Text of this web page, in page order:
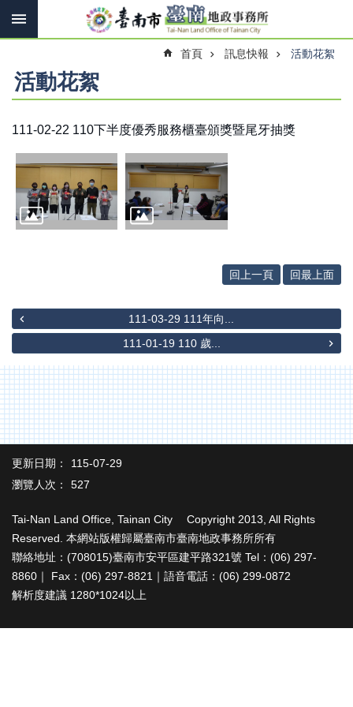
跳到主要內容區塊
搜
搜
尋
息
機
線
上
辦
與
查
詢
便
服
務
民
意
交
流
下
專
首頁 訊息快報 活動花絮
活動花絮
111-02-22 110下半度優秀服務櫃臺頒獎暨尾牙抽獎
回上一頁 回最上面
111-03-29 111年向...
111-01-19 110 歲...
更新日期：
115-07-29
瀏覽人次：
527
Tai-Nan Land Office, Tainan City Copyright 2013, All Rights
Reserved. 本網站版權歸屬臺南市臺南地政事務所所有
聯絡地址：(708015)臺南市安平區建平路321號 Tel：(06) 297-
8860｜ Fax：(06) 297-8821｜語音電話：(06) 299-0872
解析度建議 1280*1024以上